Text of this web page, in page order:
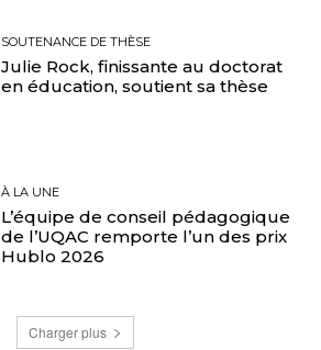
SOUTENANCE DE THÈSE
Julie Rock, finissante au doctorat
en éducation, soutient sa thèse
À LA UNE
L’équipe de conseil pédagogique
de l’UQAC remporte l’un des prix
Hublo 2026
Charger plus